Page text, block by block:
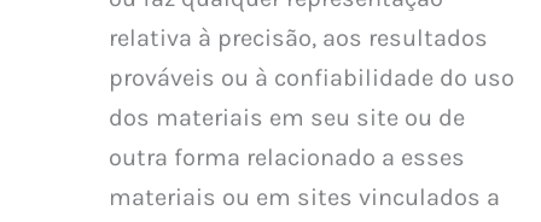
relativa à precisão, aos resultados
prováveis ​​ou à confiabilidade do uso
dos materiais em seu site ou de
outra forma relacionado a esses
materiais ou em sites vinculados a